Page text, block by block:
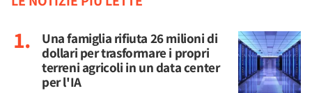
Una famiglia rifiuta 26 milioni di
dollari per trasformare i propri
terreni agricoli in un data center
per l'IA